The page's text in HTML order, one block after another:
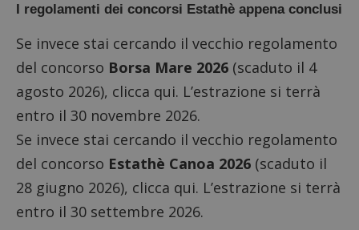
I regolamenti dei concorsi Estathè appena conclusi
Se invece stai cercando il vecchio regolamento
del concorso Borsa Mare 2026 (scaduto il 4
agosto 2026), clicca qui. L’estrazione si terrà
entro il 30 novembre 2026.
Se invece stai cercando il vecchio regolamento
del concorso Estathè Canoa 2026 (scaduto il
28 giugno 2026), clicca qui. L’estrazione si terrà
entro il 30 settembre 2026.